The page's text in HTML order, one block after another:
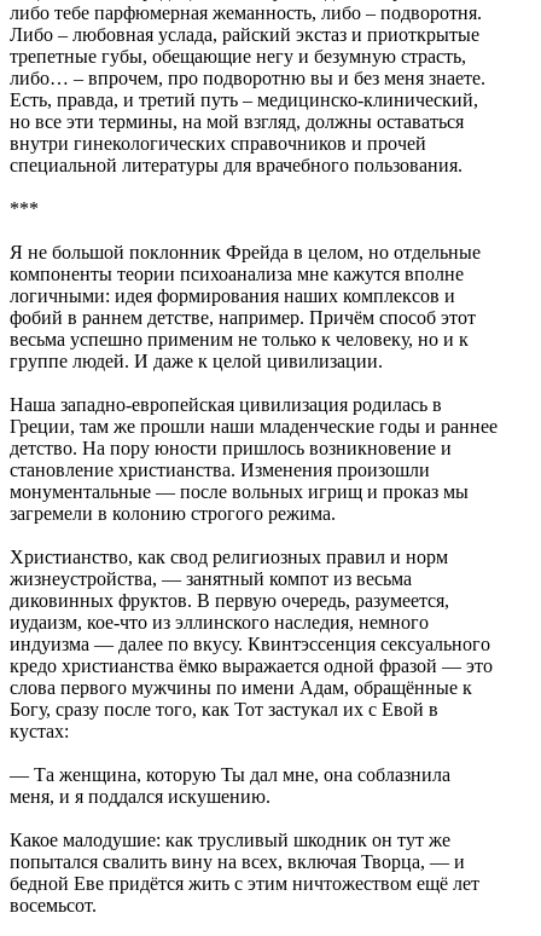
либо тебе парфюмерная жеманность, либо – подворотня.
Либо – любовная услада, райский экстаз и приоткрытые
трепетные губы, обещающие негу и безумную страсть,
либо… – впрочем, про подворотню вы и без меня знаете.
Есть, правда, и третий путь – медицинско-клинический,
но все эти термины, на мой взгляд, должны оставаться
внутри гинекологических справочников и прочей
специальной литературы для врачебного пользования.
***
Я не большой поклонник Фрейда в целом, но отдельные
компоненты теории психоанализа мне кажутся вполне
логичными: идея формирования наших комплексов и
фобий в раннем детстве, например. Причём способ этот
весьма успешно применим не только к человеку, но и к
группе людей. И даже к целой цивилизации.
Наша западно-европейская цивилизация родилась в
Греции, там же прошли наши младенческие годы и раннее
детство. На пору юности пришлось возникновение и
становление христианства. Изменения произошли
монументальные — после вольных игрищ и проказ мы
загремели в колонию строгого режима.
Христианство, как свод религиозных правил и норм
жизнеустройства, — занятный компот из весьма
диковинных фруктов. В первую очередь, разумеется,
иудаизм, кое-что из эллинского наследия, немного
индуизма — далее по вкусу. Квинтэссенция сексуального
кредо христианства ёмко выражается одной фразой — это
слова первого мужчины по имени Адам, обращённые к
Богу, сразу после того, как Тот застукал их с Евой в
кустах:
— Та женщина, которую Ты дал мне, она соблазнила
меня, и я поддался искушению.
Какое малодушие: как трусливый шкодник он тут же
попытался свалить вину на всех, включая Творца, — и
бедной Еве придётся жить с этим ничтожеством ещё лет
восемьсот.